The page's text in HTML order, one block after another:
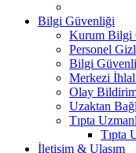
Bilgi Güvenliği
Kurum Bilgi
Personel
Bilgi
Merkezi
Olay
Uzaktan
Tıpta
Tıpta
İletişim & Ulaşım